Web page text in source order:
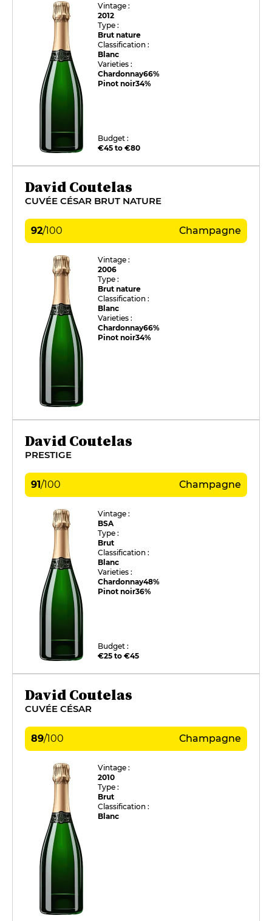
Vintage :
2012
Type :
Brut nature
Classification :
Blanc
Varieties :
Chardonnay66%
Pinot noir34%
Budget :
€45 to €80
David Coutelas
CUVÉE CÉSAR BRUT NATURE
92/100 Champagne
Vintage :
2006
Type :
Brut nature
Classification :
Blanc
Varieties :
Chardonnay66%
Pinot noir34%
David Coutelas
PRESTIGE
91/100 Champagne
Vintage :
BSA
Type :
Brut
Classification :
Blanc
Varieties :
Chardonnay48%
Pinot noir36%
Budget :
€25 to €45
David Coutelas
CUVÉE CÉSAR
89/100 Champagne
Vintage :
2010
Type :
Brut
Classification :
Blanc